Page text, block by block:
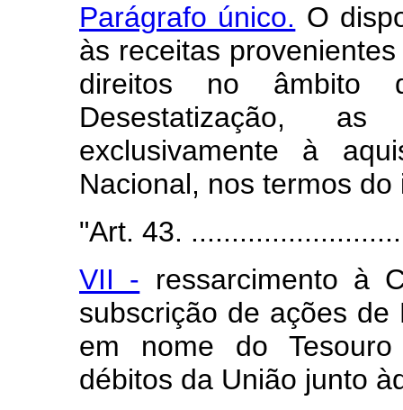
Parágrafo único. O
às receitas
direitos no âmbito
Desestatização,
exclusivamente à
Nacional, nos termos
"Art. 43.
VII - ressarcimento à
subscrição de ações
em nome do
débitos da União junto